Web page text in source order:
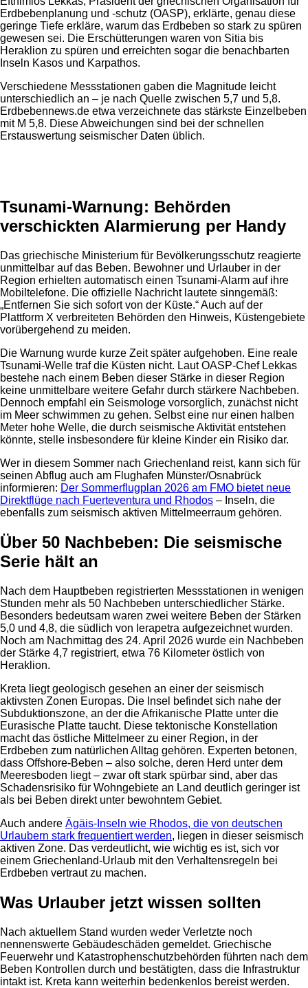
Erdbebenplanung und -schutz (OASP), erklärte, genau diese
geringe Tiefe erkläre, warum das Erdbeben so stark zu spüren
gewesen sei. Die Erschütterungen waren von Sitia bis
Heraklion zu spüren und erreichten sogar die benachbarten
Inseln Kasos und Karpathos.
Verschiedene Messstationen gaben die Magnitude leicht
unterschiedlich an – je nach Quelle zwischen 5,7 und 5,8.
Erdbebennews.de etwa verzeichnete das stärkste Einzelbeben
mit M 5,8. Diese Abweichungen sind bei der schnellen
Erstauswertung seismischer Daten üblich.
Tsunami-Warnung: Behörden
verschickten Alarmierung per Handy
Das griechische Ministerium für Bevölkerungsschutz reagierte
unmittelbar auf das Beben. Bewohner und Urlauber in der
Region erhielten automatisch einen Tsunami-Alarm auf ihre
Mobiltelefone. Die offizielle Nachricht lautete sinngemäß:
„Entfernen Sie sich sofort von der Küste.“ Auch auf der
Plattform X verbreiteten Behörden den Hinweis, Küstengebiete
vorübergehend zu meiden.
Die Warnung wurde kurze Zeit später aufgehoben. Eine reale
Tsunami-Welle traf die Küsten nicht. Laut OASP-Chef Lekkas
bestehe nach einem Beben dieser Stärke in dieser Region
keine unmittelbare weitere Gefahr durch stärkere Nachbeben.
Dennoch empfahl ein Seismologe vorsorglich, zunächst nicht
im Meer schwimmen zu gehen. Selbst eine nur einen halben
Meter hohe Welle, die durch seismische Aktivität entstehen
könnte, stelle insbesondere für kleine Kinder ein Risiko dar.
Wer in diesem Sommer nach Griechenland reist, kann sich für
seinen Abflug auch am Flughafen Münster/Osnabrück
informieren: Der Sommerflugplan 2026 am FMO bietet neue
Direktflüge nach Fuerteventura und Rhodos – Inseln, die
ebenfalls zum seismisch aktiven Mittelmeerraum gehören.
Über 50 Nachbeben: Die seismische
Serie hält an
Nach dem Hauptbeben registrierten Messstationen in wenigen
Stunden mehr als 50 Nachbeben unterschiedlicher Stärke.
Besonders bedeutsam waren zwei weitere Beben der Stärken
5,0 und 4,8, die südlich von Ierapetra aufgezeichnet wurden.
Noch am Nachmittag des 24. April 2026 wurde ein Nachbeben
der Stärke 4,7 registriert, etwa 76 Kilometer östlich von
Heraklion.
Kreta liegt geologisch gesehen an einer der seismisch
aktivsten Zonen Europas. Die Insel befindet sich nahe der
Subduktionszone, an der die Afrikanische Platte unter die
Eurasische Platte taucht. Diese tektonische Konstellation
macht das östliche Mittelmeer zu einer Region, in der
Erdbeben zum natürlichen Alltag gehören. Experten betonen,
dass Offshore-Beben – also solche, deren Herd unter dem
Meeresboden liegt – zwar oft stark spürbar sind, aber das
Schadensrisiko für Wohngebiete an Land deutlich geringer ist
als bei Beben direkt unter bewohntem Gebiet.
Auch andere Ägäis-Inseln wie Rhodos, die von deutschen
Urlaubern stark frequentiert werden, liegen in dieser seismisch
aktiven Zone. Das verdeutlicht, wie wichtig es ist, sich vor
einem Griechenland-Urlaub mit den Verhaltensregeln bei
Erdbeben vertraut zu machen.
Was Urlauber jetzt wissen sollten
Nach aktuellem Stand wurden weder Verletzte noch
nennenswerte Gebäudeschäden gemeldet. Griechische
Feuerwehr und Katastrophenschutzbehörden führten nach dem
Beben Kontrollen durch und bestätigten, dass die Infrastruktur
intakt ist. Kreta kann weiterhin bedenkenlos bereist werden.